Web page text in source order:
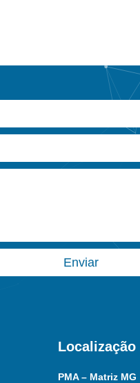
Enviar
Localização
PMA – Matriz MG